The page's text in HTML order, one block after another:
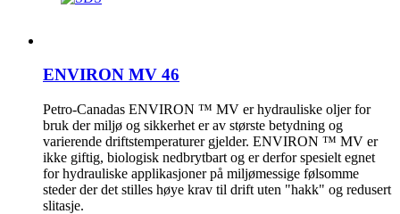
ENVIRON MV 46
Petro-Canadas ENVIRON ™ MV er hydrauliske oljer for
bruk der miljø og sikkerhet er av største betydning og
varierende driftstemperaturer gjelder. ENVIRON ™ MV er
ikke giftig, biologisk nedbrytbart og er derfor spesielt egnet
for hydrauliske applikasjoner på miljømessige følsomme
steder der det stilles høye krav til drift uten "hakk" og redusert
slitasje.